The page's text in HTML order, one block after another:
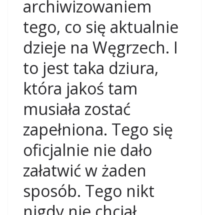
archiwizowaniem
tego, co się aktualnie
dzieje na Węgrzech. I
to jest taka dziura,
która jakoś tam
musiała zostać
zapełniona. Tego się
oficjalnie nie dało
załatwić w żaden
sposób. Tego nikt